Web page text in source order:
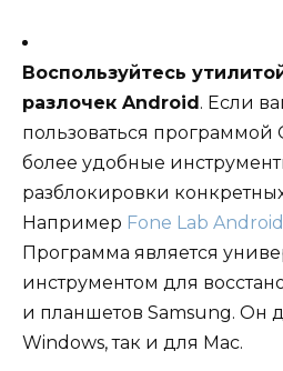
Воспользуйтесь
разлочек Android . Если
пользоваться программой
более удобные
разблокировки
Например Fone Lab
Программа является
инструментом для
и планшетов Samsung. Он
Windows, так и для Mac.